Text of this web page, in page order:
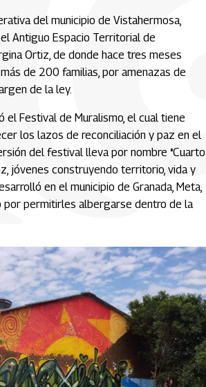
del municipio de Vistahermosa,
Antiguo Espacio Territorial de
Ortiz, de donde hace tres meses
de 200 familias, por amenazas de
de la ley.
el Festival de Muralismo, el cual tiene
los lazos de reconciliación y paz en el
del festival lleva por nombre 'Cuarto
jóvenes construyendo territorio, vida y
en el municipio de Granada, Meta,
por permitirles albergarse dentro de la